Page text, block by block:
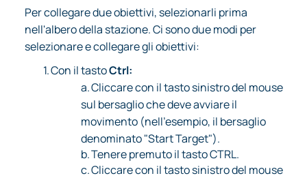
Per collegare due obiettivi, selezionarli prima
nell'albero della stazione. Ci sono due modi per
selezionare e collegare gli obiettivi:
1.Con il tastoCtrl:
a.Cliccare con il tasto sinistro del mouse
sul bersaglio che deve avviare il
movimento (nell'esempio, il bersaglio
denominato "Start Target").
b.Tenere premuto il tasto CTRL.
c.Cliccare con il tasto sinistro del mouse